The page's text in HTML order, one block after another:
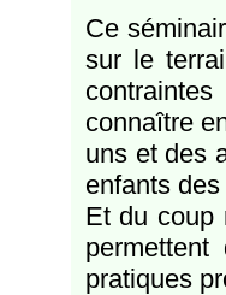
Ce
sur le
connaître
uns et des
enfants
Et du coup
permettent
pratiques